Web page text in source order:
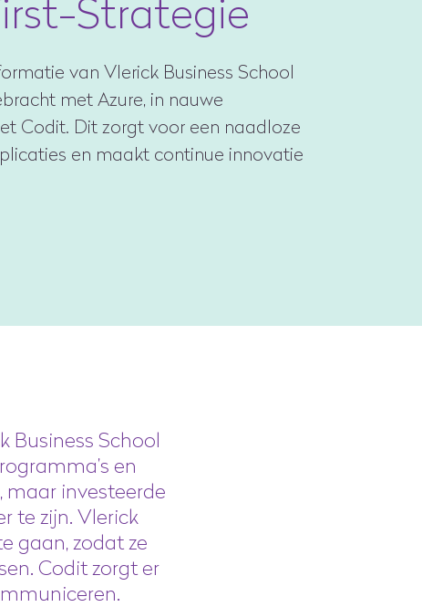
Strategie
van Vlerick Business School
met Azure, in nauwe
Codit. Dit zorgt voor een naadloze
en maakt continue innovatie
Business School
en
investeerde
te zijn. Vlerick
gaan, zodat ze
Codit zorgt er